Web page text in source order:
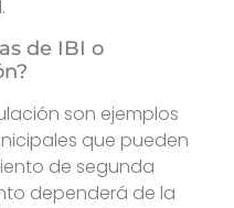
de IBI o
son ejemplos
que pueden
de segunda
dependerá de la